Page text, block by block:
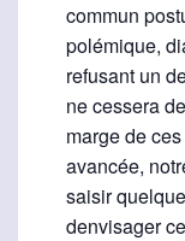
commun
polémique,
refusant un
ne cessera
marge de
avancée,
saisir
denvisager